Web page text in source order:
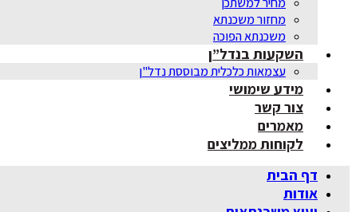
מחזור משכנתא
משכנתא הפוכה
השקעות בנדל”ן
עצמאות כלכלית מבוססת נדל"ן
מידע שימושי
צור קשר
מאמרים
לקוחות ממליצים
דף הבית
אודות